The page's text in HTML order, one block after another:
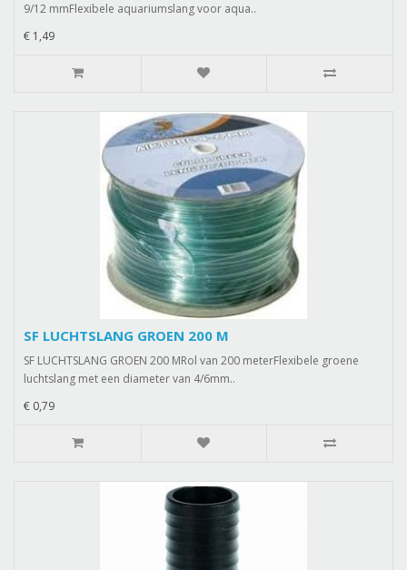
9/12 mmFlexibele aquariumslang voor aqua..
€ 1,49
SF LUCHTSLANG GROEN 200 M
SF LUCHTSLANG GROEN 200 MRol van 200 meterFlexibele groene
luchtslang met een diameter van 4/6mm..
€ 0,79